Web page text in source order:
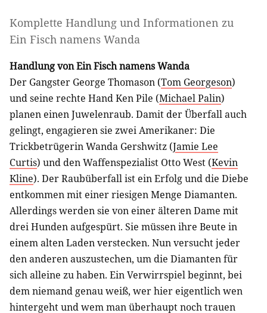
Komplette Handlung und Informationen zu
Ein Fisch namens Wanda
Handlung von Ein Fisch namens Wanda
Der Gangster George Thomason (Tom Georgeson)
und seine rechte Hand Ken Pile (Michael Palin)
planen einen Juwelenraub. Damit der Überfall auch
gelingt, engagieren sie zwei Amerikaner: Die
Trickbetrügerin Wanda Gershwitz (Jamie Lee
Curtis) und den Waffenspezialist Otto West (Kevin
Kline). Der Raubüberfall ist ein Erfolg und die Diebe
entkommen mit einer riesigen Menge Diamanten.
Allerdings werden sie von einer älteren Dame mit
drei Hunden aufgespürt. Sie müssen ihre Beute in
einem alten Laden verstecken. Nun versucht jeder
den anderen auszustechen, um die Diamanten für
sich alleine zu haben. Ein Verwirrspiel beginnt, bei
dem niemand genau weiß, wer hier eigentlich wen
hintergeht und wem man überhaupt noch trauen